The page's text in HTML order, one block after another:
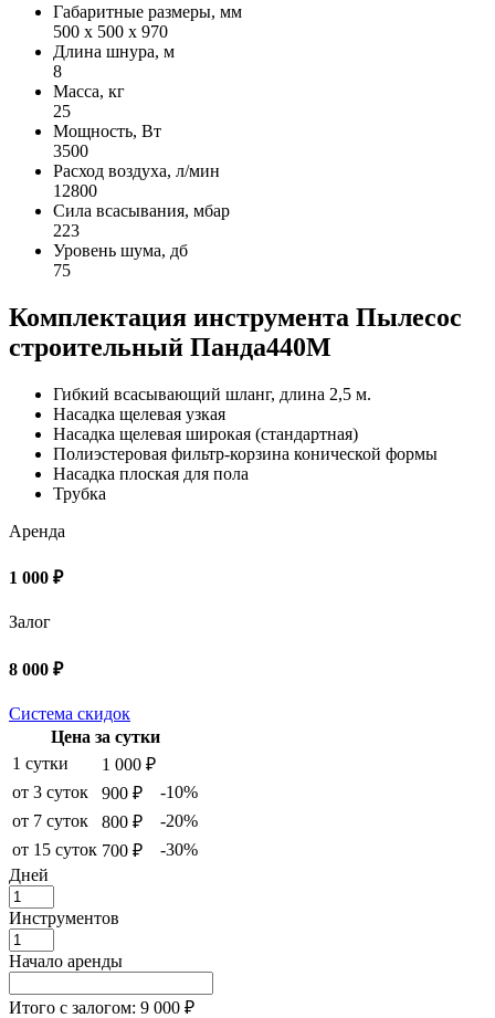
Габаритные размеры, мм
500 х 500 х 970
Длина шнура, м
8
Масса, кг
25
Мощность, Вт
3500
Расход воздуха, л/мин
12800
Сила всасывания, мбар
223
Уровень шума, дб
75
Комплектация инструмента Пылесос
строительный Панда440M
Гибкий всасывающий шланг, длина 2,5 м.
Насадка щелевая узкая
Насадка щелевая широкая (стандартная)
Полиэстеровая фильтр-корзина конической формы
Насадка плоская для пола
Трубка
Аренда
1 000 ₽
Залог
8 000 ₽
Система скидок
Цена за сутки
1 сутки
1 000 ₽
от 3 суток
900 ₽
-10%
от 7 суток
800 ₽
-20%
от 15 суток 700 ₽
-30%
Дней
Инструментов
Начало аренды
Итого с залогом: 9 000 ₽